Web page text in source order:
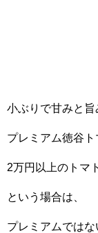
小ぶりで甘みと
プレミアム徳谷ト
2万円以上のトマ
という場合は、
プレミアムではな